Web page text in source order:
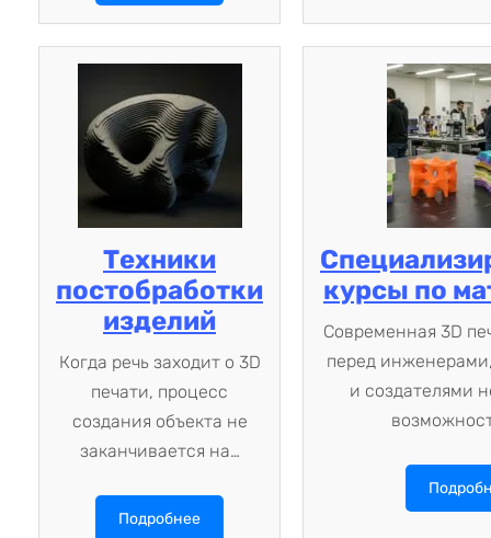
Техники
постобработки
изделий
Когда речь заходит о 3D
печати, процесс
создания объекта не
заканчивается на…
Подробнее
курсы по
Современная 3D
перед
и создателями